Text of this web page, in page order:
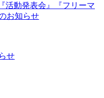
活動発表会』『フリーマ
お知らせ
せ